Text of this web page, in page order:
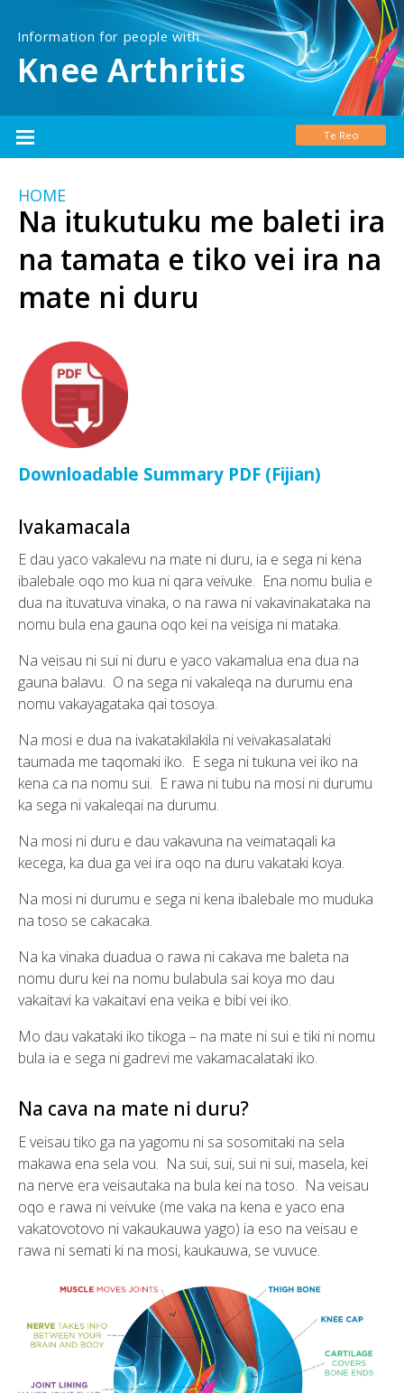
Information for people with
Knee Arthritis
Te Reo
HOME
Na itukutuku me baleti ira
na tamata e tiko vei ira na
mate ni duru
Downloadable Summary PDF (Fijian)
Ivakamacala
E dau yaco vakalevu na mate ni duru, ia e sega ni kena
ibalebale oqo mo kua ni qara veivuke. Ena nomu bulia e
dua na ituvatuva vinaka, o na rawa ni vakavinakataka na
nomu bula ena gauna oqo kei na veisiga ni mataka.
Na veisau ni sui ni duru e yaco vakamalua ena dua na
gauna balavu. O na sega ni vakaleqa na durumu ena
nomu vakayagataka qai tosoya.
Na mosi e dua na ivakatakilakila ni veivakasalataki
taumada me taqomaki iko. E sega ni tukuna vei iko na
kena ca na nomu sui. E rawa ni tubu na mosi ni durumu
ka sega ni vakaleqai na durumu.
Na mosi ni duru e dau vakavuna na veimataqali ka
kecega, ka dua ga vei ira oqo na duru vakataki koya.
Na mosi ni durumu e sega ni kena ibalebale mo muduka
na toso se cakacaka.
Na ka vinaka duadua o rawa ni cakava me baleta na
nomu duru kei na nomu bulabula sai koya mo dau
vakaitavi ka vakaitavi ena veika e bibi vei iko.
Mo dau vakataki iko tikoga – na mate ni sui e tiki ni nomu
bula ia e sega ni gadrevi me vakamacalataki iko.
Na cava na mate ni duru?
E veisau tiko ga na yagomu ni sa sosomitaki na sela
makawa ena sela vou. Na sui, sui, sui ni sui, masela, kei
na nerve era veisautaka na bula kei na toso. Na veisau
oqo e rawa ni veivuke (me vaka na kena e yaco ena
vakatovotovo ni vakaukauwa yago) ia eso na veisau e
rawa ni semati ki na mosi, kaukauwa, se vuvuce.